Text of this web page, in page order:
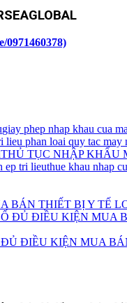
0971460378)
giay phep nhap khau cua
lieu phan loai quy tac may
THỦ TỤC NHẬP KHẨU
ep tri lieuthue khau nhap
THIẾT BỊ Y TẾ
ĐIỀU KIỆN MUA